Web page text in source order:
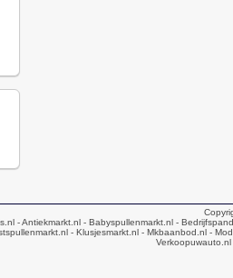
- Antiekmarkt.nl - Babyspullenmarkt.nl -
- Klusjesmarkt.nl- Mkbaanbod.nl-
Verkoopuwauto.nl